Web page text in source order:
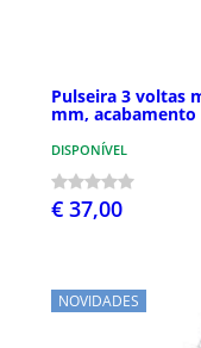
Pulseira 3 voltas
mm,
DISPONÍVEL
€ 37,00
NOVIDADES